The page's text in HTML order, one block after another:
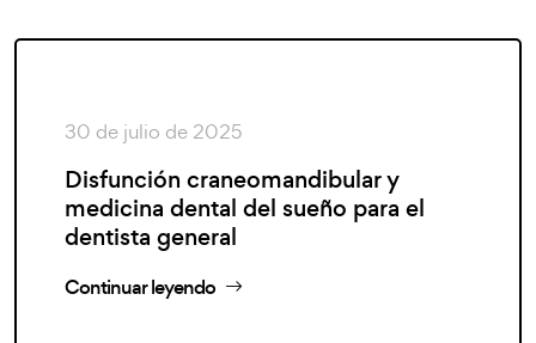
30 de julio de 2025
Disfunción craneomandibular y
medicina dental del sueño para el
dentista general
Continuar leyendo